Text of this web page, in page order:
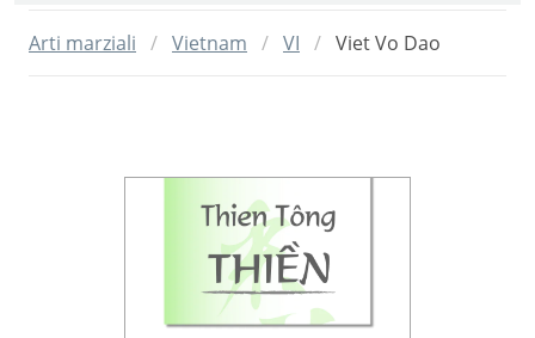
Arti marziali Vietnam VI Viet Vo Dao